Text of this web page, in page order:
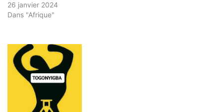
26 janvier 2024
Dans "Afrique"